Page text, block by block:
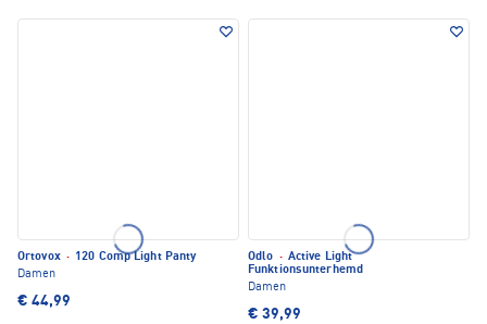
Ortovox · 120 Comp Light Panty
Damen
€ 44,99
Odlo · Active Light
Funktionsunterhemd
Damen
€ 39,99